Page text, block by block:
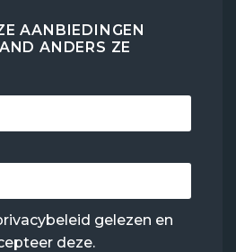
AANBIEDINGEN
ANDERS ZE
gelezen en
deze.